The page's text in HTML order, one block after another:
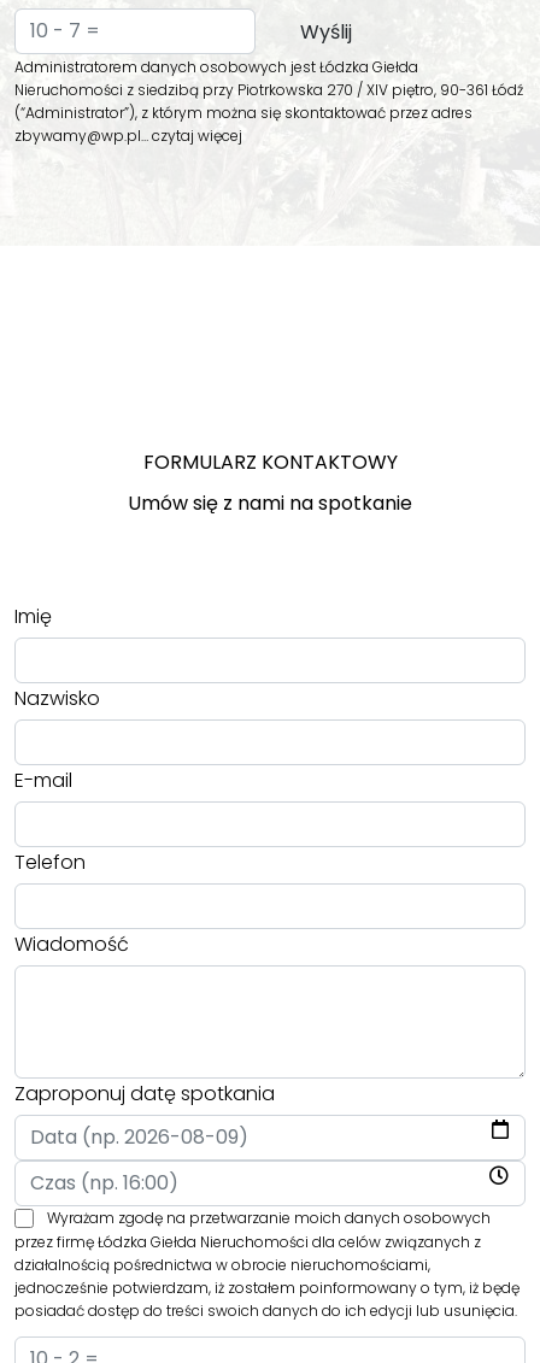
Administratorem danych osobowych jest Łódzka Giełda
Nieruchomości z siedzibą przy Piotrkowska 270 / XIV piętro, 90-361 Łódź
(“Administrator”), z którym można się skontaktować przez adres
zbywamy@wp.pl…czytaj więcej
FORMULARZ KONTAKTOWY
Umów się z nami na spotkanie
Imię
Nazwisko
E-mail
Telefon
Wiadomość
Zaproponuj datę spotkania
Wyrażam zgodę na przetwarzanie moich danych osobowych
przez firmę Łódzka Giełda Nieruchomości dla celów związanych z
działalnością pośrednictwa w obrocie nieruchomościami,
jednocześnie potwierdzam, iż zostałem poinformowany o tym, iż będę
posiadać dostęp do treści swoich danych do ich edycji lub usunięcia.